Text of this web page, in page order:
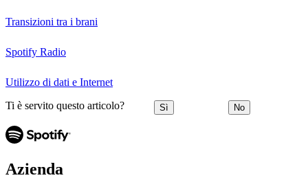
Transizioni tra i brani
Spotify Radio
Utilizzo di dati e Internet
Ti è servito questo articolo? Sì No
Azienda